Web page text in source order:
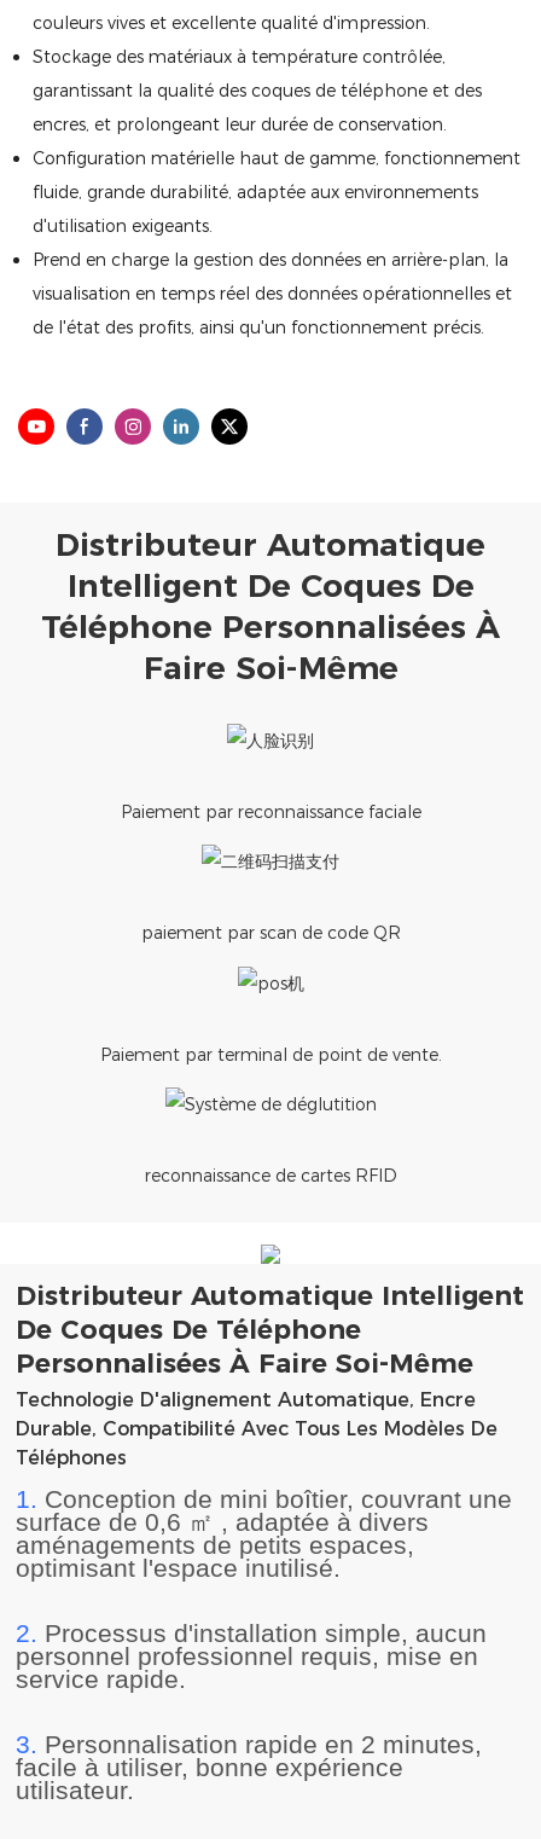
couleurs vives et excellente qualité d'impression.
Stockage des matériaux à température contrôlée,
garantissant la qualité des coques de téléphone et des
encres, et prolongeant leur durée de conservation.
Configuration matérielle haut de gamme, fonctionnement
fluide, grande durabilité, adaptée aux environnements
d'utilisation exigeants.
Prend en charge la gestion des données en arrière-plan, la
visualisation en temps réel des données opérationnelles et
de l'état des profits, ainsi qu'un fonctionnement précis.
Distributeur Automatique
Intelligent De Coques De
Téléphone Personnalisées À
Faire Soi-Même
Paiement par reconnaissance faciale
paiement par scan de code QR
Paiement par terminal de point de vente.
reconnaissance de cartes RFID
Distributeur Automatique Intelligent
De Coques De Téléphone
Personnalisées À Faire Soi-Même
Technologie D'alignement Automatique, Encre
Durable, Compatibilité Avec Tous Les Modèles De
Téléphones
1. Conception de mini boîtier, couvrant une
surface de 0,6 ㎡ , adaptée à divers
aménagements de petits espaces,
optimisant l'espace inutilisé.
2. Processus d'installation simple, aucun
personnel professionnel requis, mise en
service rapide.
3. Personnalisation rapide en 2 minutes,
facile à utiliser, bonne expérience
utilisateur.